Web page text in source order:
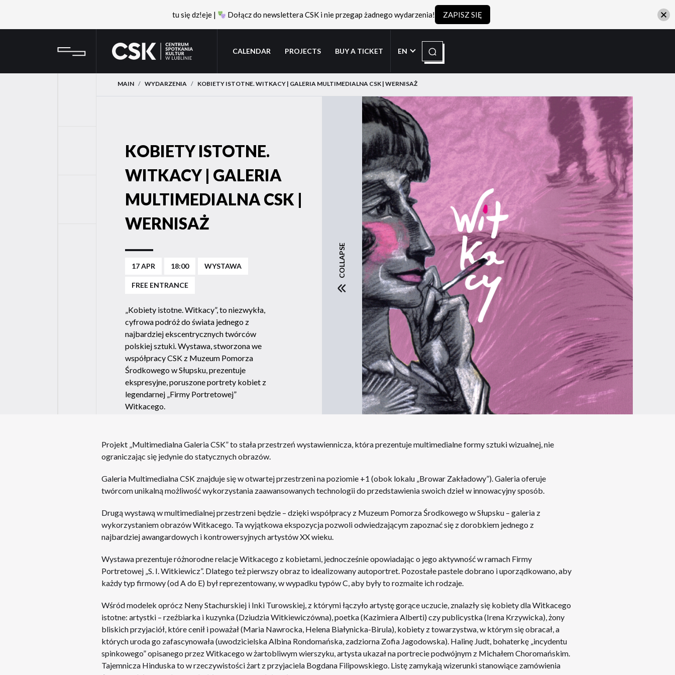
CALENDAR PROJECTS BUY A TICKET EN Search
MAIN WYDARZENIA KOBIETY ISTOTNE. WITKACY | GALERIA MULTIMEDIALNA CSK | WERNISAŻ
KOBIETY ISTOTNE.
WITKACY | GALERIA
MULTIMEDIALNA CSK |
WERNISAŻ
17 APR 18:00 WYSTAWA
FREE ENTRANCE
„Kobiety istotne. Witkacy”, to niezwykła,
cyfrowa podróż do świata jednego z
najbardziej ekscentrycznych twórców
polskiej sztuki. Wystawa, stworzona we
współpracy CSK z Muzeum Pomorza
Środkowego w Słupsku, prezentuje
ekspresyjne, poruszone portrety kobiet z
legendarnej „Firmy Portretowej”
Witkacego.
COLLAPSE
Projekt „Multimedialna Galeria CSK” to stała przestrzeń wystawiennicza, która prezentuje multimedialne formy sztuki wizualnej, nie
ograniczając się jedynie do statycznych obrazów.
Galeria Multimedialna CSK znajduje się w otwartej przestrzeni na poziomie +1 (obok lokalu „Browar Zakładowy”). Galeria oferuje
twórcom unikalną możliwość wykorzystania zaawansowanych technologii do przedstawienia swoich dzieł w innowacyjny sposób.
Drugą wystawą w multimedialnej przestrzeni będzie – dzięki współpracy z Muzeum Pomorza Środkowego w Słupsku – galeria z
wykorzystaniem obrazów Witkacego. Ta wyjątkowa ekspozycja pozwoli odwiedzającym zapoznać się z dorobkiem jednego z
najbardziej awangardowych i kontrowersyjnych artystów XX wieku.
Wystawa prezentuje różnorodne relacje Witkacego z kobietami, jednocześnie opowiadając o jego aktywność w ramach Firmy
Portretowej „S. I. Witkiewicz”. Dlatego też pierwszy obraz to idealizowany autoportret. Pozostałe pastele dobrano i uporządkowano, aby
każdy typ firmowy (od A do E) był reprezentowany, w wypadku typów C, aby były to rozmaite ich rodzaje.
Wśród modelek oprócz Neny Stachurskiej i Inki Turowskiej, z którymi łączyło artystę gorące uczucie, znalazły się kobiety dla Witkacego
istotne: artystki – rzeźbiarka i kuzynka (Dziudzia Witkiewiczówna), poetka (Kazimiera Alberti) czy publicystka (Irena Krzywicka), żony
bliskich przyjaciół, które cenił i poważał (Maria Nawrocka, Helena Białynicka-Birula), kobiety z towarzystwa, w którym się obracał, a
których uroda go zafascynowała (uwodzicielska Albina Rondomańska, zadziorna Zofia Jagodowska). Halinę Judt, bohaterkę „incydentu
spinkowego” opisanego przez Witkacego w żartobliwym wierszyku, artysta ukazał na portrecie podwójnym z Michałem Choromańskim.
Tajemnicza Hinduska to w rzeczywistości żart z przyjaciela Bogdana Filipowskiego. Listę zamykają wizerunki stanowiące zamówienia
tu się dz!eje | Dołącz do newslettera CSK i nie przegap żadnego wydarzenia! ZAPISZ SIĘ